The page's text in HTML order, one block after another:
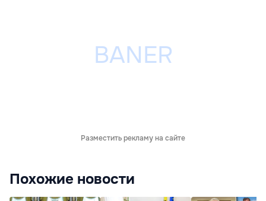
Разместить рекламу на сайте
Похожие новости